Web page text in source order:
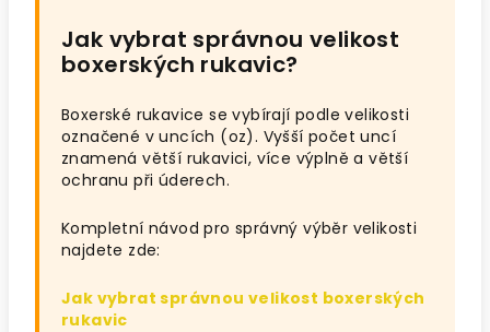
Jak vybrat správnou velikost
boxerských rukavic?
Boxerské rukavice se vybírají podle velikosti
označené v uncích (oz). Vyšší počet uncí
znamená větší rukavici, více výplně a větší
ochranu při úderech.
Kompletní návod pro správný výběr velikosti
najdete zde:
Jak vybrat správnou velikost boxerských
rukavic